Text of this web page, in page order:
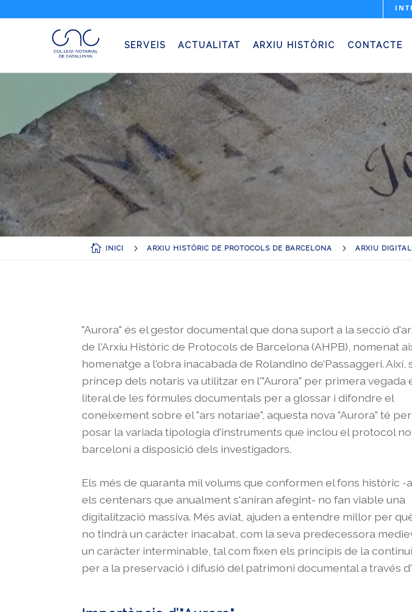
SERVEIS ACTUALITAT ARXIU HISTÒRIC CONTACTE
 INICI 5 ARXIU HISTÒRIC DE PROTOCOLS DE BARCELONA 5 ARXIU DIGITAL
"Aurora" és el gestor documental que dona suport a la secció
de l'Arxiu Històric de Protocols de Barcelona (AHPB), nomenat
homenatge a l'obra inacabada de Rolandino de’Passaggeri. Així,
príncep dels notaris va utilitzar en l'"Aurora" per primera vegada
literal de les fórmules documentals per a glossar i difondre el
coneixement sobre el "ars notariae", aquesta nova "Aurora" té
posar la variada tipologia d'instruments que inclou el protocol
barceloní a disposició dels investigadors.
Els més de quaranta mil volums que conformen el fons històric -
els centenars que anualment s'aniran afegint- no fan viable una
digitalització massiva. Més aviat, ajuden a entendre millor per
no tindrà un caràcter inacabat, com la seva predecessora
un caràcter interminable, tal com fixen els principis de la
per a la preservació i difusió del patrimoni documental a través